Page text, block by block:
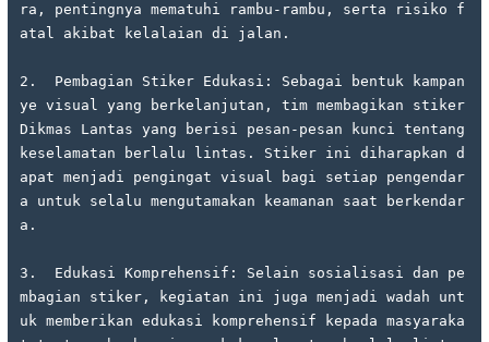
ra, pentingnya mematuhi rambu-rambu, serta risiko f
atal akibat kelalaian di jalan.
2.  Pembagian Stiker Edukasi: Sebagai bentuk kampan
ye visual yang berkelanjutan, tim membagikan stiker
Dikmas Lantas yang berisi pesan-pesan kunci tentang
keselamatan berlalu lintas. Stiker ini diharapkan d
apat menjadi pengingat visual bagi setiap pengendar
a untuk selalu mengutamakan keamanan saat berkendar
a.
3.  Edukasi Komprehensif: Selain sosialisasi dan pe
mbagian stiker, kegiatan ini juga menjadi wadah unt
uk memberikan edukasi komprehensif kepada masyaraka